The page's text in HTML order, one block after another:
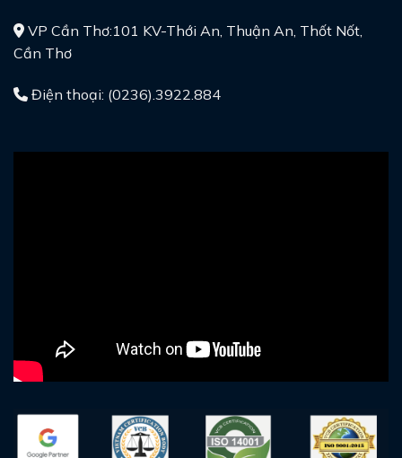
VP Cần Thơ:101 KV-Thới An, Thuận An, Thốt Nốt,
Cần Thơ
Điện thoại: (0236).3922.884